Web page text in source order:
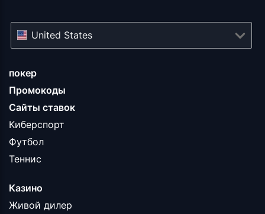
покер
Промокоды
Сайты ставок
Киберспорт
Футбол
Теннис
Казино
Живой дилер
United States